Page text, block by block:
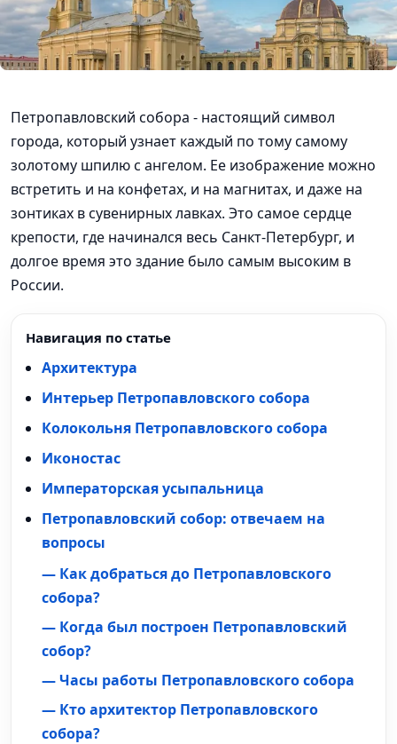
Петропавловский собора - настоящий символ
города, который узнает каждый по тому самому
золотому шпилю с ангелом. Ее изображение можно
встретить и на конфетах, и на магнитах, и даже на
зонтиках в сувенирных лавках. Это самое сердце
крепости, где начинался весь Санкт-Петербург, и
долгое время это здание было самым высоким в
России.
Навигация по статье
Архитектура
Интерьер Петропавловского собора
Колокольня Петропавловского собора
Иконостас
Императорская усыпальница
Петропавловский собор: отвечаем на
вопросы
— Как добраться до Петропавловского
собора?
— Когда был построен Петропавловский
собор?
— Часы работы Петропавловского собора
— Кто архитектор Петропавловского
собора?